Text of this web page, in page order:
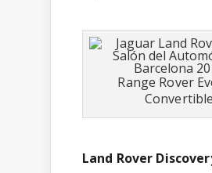
Range Rover
Convertible
Land Rover